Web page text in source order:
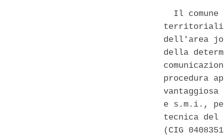
Il comune
territoriali
dell'area
della
procedura
e s.m.i.,
tecnica
(CIG